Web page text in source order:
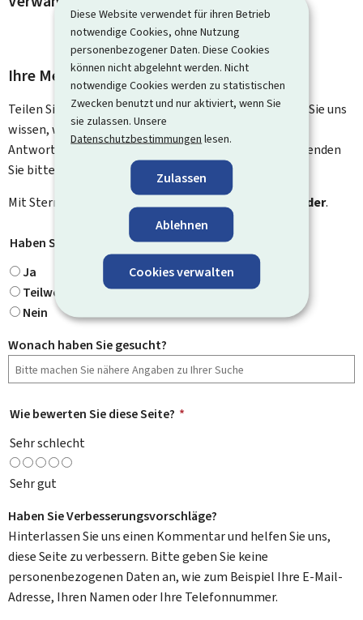
Diese Website verwendet für ihren Betrieb
notwendige Cookies, ohne Nutzung
personenbezogener Daten. Diese Cookies
können nicht abgelehnt werden. Nicht
notwendige Cookies werden zu statistischen
Zwecken benutzt und nur aktiviert, wenn Sie
sie zulassen. Unsere
Datenschutzbestimmungen lesen.
Zulassen
Ablehnen
Cookies verwalten
Ihre Meinung interessiert uns
Teilen Sie uns Ihre Meinung zu dieser Seite mit. Lassen Sie uns
wissen, was wir verbessern können. Sie erhalten keine
Antwort auf Ihr Feedback. Für spezifische Fragen verwenden
Sie bitte das Kontaktformular.
Mit Stern gekennzeichnete Felder (
Pflichtfelder.
Haben Sie gefunden, wonach Sie gesucht haben?
Ja
Teilweise
Nein
Wonach haben Sie gesucht?
Wie bewerten Sie diese Seite? *
Sehr schlecht
Sehr gut
Haben Sie Verbesserungsvorschläge?
Hinterlassen Sie uns einen Kommentar und helfen Sie uns,
diese Seite zu verbessern. Bitte geben Sie keine
personenbezogenen Daten an, wie zum Beispiel Ihre E-Mail-
Adresse, Ihren Namen oder Ihre Telefonnummer.